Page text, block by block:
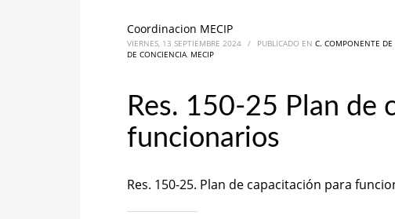
Coordinacion MECIP
VIERNES, 13 SEPTIEMBRE 2024 / PUBLICADO EN C. COMPONENTE
DE CONCIENCIA, MECIP
Res. 150-25 Plan de
funcionarios
Res. 150-25. Plan de capacitación para